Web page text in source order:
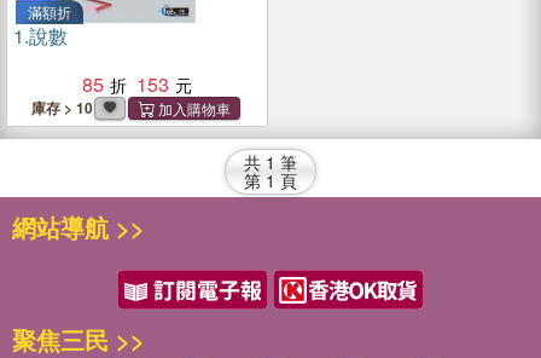
滿額折
1.說數
85
153
庫存 > 10
共 1 筆
第 1 頁
網站導航 >>
聚焦三民 >>